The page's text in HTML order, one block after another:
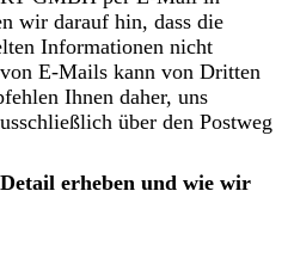
wir darauf hin, dass die
Informationen nicht
E-Mails kann von Dritten
Ihnen daher, uns
über den Postweg
erheben und wie wir